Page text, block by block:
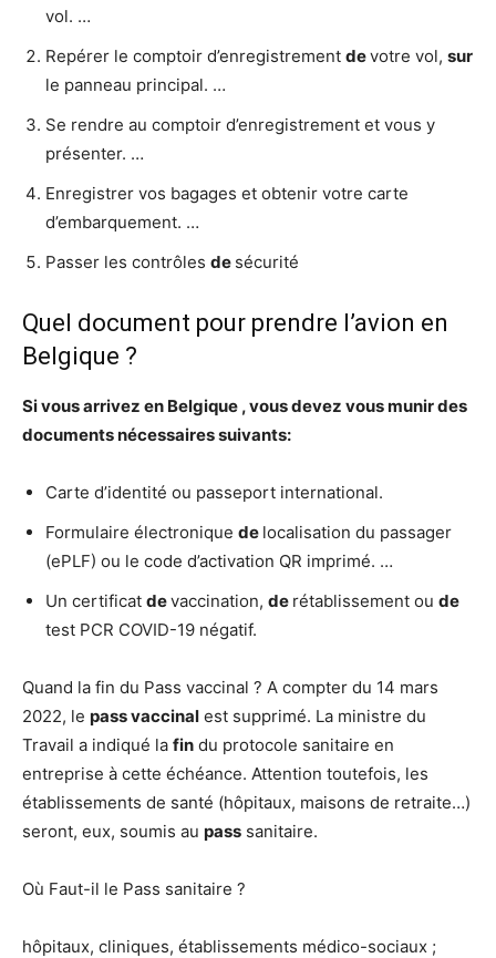
vol. …
Repérer le comptoir d’enregistrement devotre vol, sur
le panneau principal. …
Se rendre au comptoir d’enregistrement et vous y
présenter. …
Enregistrer vos bagages et obtenir votre carte
d’embarquement. …
Passer les contrôles de sécurité
Quel document pour prendre l’avion en
Belgique ?
Si vous arrivez en Belgique , vous devez vous munir des
documentsnécessaires suivants:
Carte d’identité ou passeport international.
Formulaire électronique de localisation du passager
(ePLF) ou le code d’activation QR imprimé. …
Un certificat devaccination, de rétablissement ou de
test PCR COVID-19 négatif.
Quand la fin du Pass vaccinal ? A compter du 14 mars
2022, le pass vaccinal est supprimé. La ministre du
Travail a indiqué la fin du protocole sanitaire en
entreprise à cette échéance. Attention toutefois, les
établissements de santé (hôpitaux, maisons de retraite…)
seront, eux, soumis au pass sanitaire.
Où Faut-il le Pass sanitaire ?
hôpitaux, cliniques, établissements médico-sociaux ;